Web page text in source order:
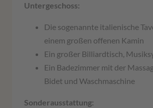
Untergeschoss:
Die sogenannte italienische
einem großen offenen Kamin
Ein großer Billiardtisch,
Ein Badezimmer mit der
Bidet und Waschmaschine
Sonderausstattung: